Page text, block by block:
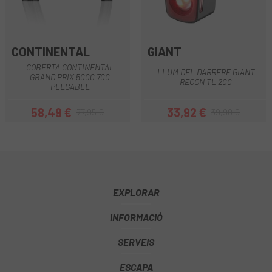
CONTINENTAL
COBERTA CONTINENTAL
GRAND PRIX 5000 700
PLEGABLE
Preu
58,49 €Preu regular
GIANT
LLUM DEL DARRERE GIANT
RECON TL 200
Preu
33,92 €Preu regular
EXPLORAR
INFORMACIÓ
SERVEIS
ESCAPA